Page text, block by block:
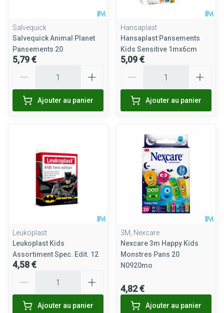
Salvequick
Salvequick Animal Planet
Pansements 20
5,79 €
Ajouter au panier
Hansaplast
Hansaplast Pansements
Kids Sensitive 1mx6cm
5,09 €
Ajouter au panier
Leukoplast
Leukoplast Kids
Assortiment Spec. Edit. 12
4,58 €
Ajouter au panier
3M, Nexcare
Nexcare 3m Happy Kids
Monstres Pans 20
N0920mo
4,82 €
Ajouter au panier